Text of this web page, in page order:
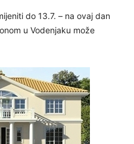
do 13.7. – na ovaj dan
u Vodenjaku može